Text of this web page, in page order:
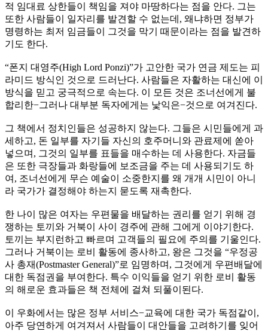
적 임대료 상한들이 책임을 져야 마땅하다는 점을 안다. 그는
또한 사람들이 일자리를 발견할 수 없는데, 왜냐하면 정부가
명령하는 최저 임금들이 그것을 막기 때문이라는 점을 발견하
기도 한다.
“폰지 대영주(High Lord Ponzi)”가 고안한 국가 연금 제도는 피
라미드 방식인 것으로 드러난다. 사람들은 자활하는 대신에 이
방식을 믿고 궁극적으로 속는다. 이 모든 것은 조너선에게 불
합리한−그러나 대부분 독자에게는 낯익은−것으로 여겨진다.
그 책에서 정치인들은 성공하지 않는다. 그들은 시민들에게 과
세하고, 돈 일부를 자기들 자신의 호주머니와 관료제에 쏟아
넣으며, 그것의 일부를 표들을 매수하는 데 사용한다. 자금들
은 또한 극장들과 화랑들에 보조금을 주는 데 사용되기도 하
여, 조너선에게 무슨 예술이 소중한지를 왜 개개 시민이 아니
라 국가가 결정해야 하는지 묻도록 재촉한다.
한 나이 많은 여자는 우편물을 배달하는 권리를 얻기 위해 경
쟁하는 토끼와 거북이 사이 경주에 관해 그에게 이야기한다.
토끼는 부지런하고 빠르며 고객들의 필요에 주의를 기울인다.
그러나 거북이는 로비 활동에 종사하고, 왕은 그것을 “우정공
사 총재(Postmaster General)”로 임명하며, 그것에게 우편배달에
대한 독점권을 부여한다. 특수 이익들을 얻기 위한 로비 활동
의 해로운 효과들은 책 전체에 걸쳐 되풀이된다.
이 우화에서는 많은 정부 서비스−교육에 대한 국가 독점같이,
아주 당연하게 여겨져서 사람들이 대안들을 고려하기를 잊어